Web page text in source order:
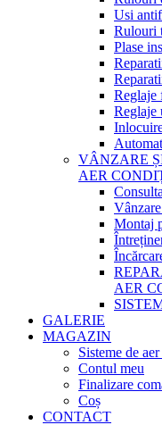
Usi
Rulouri
Plase
Reglaje
Reglaje
VÂNZARE
AER
Montaj
AER
GALERIE
MAGAZIN
Sisteme de
Contul meu
Finalizare
Coș
CONTACT